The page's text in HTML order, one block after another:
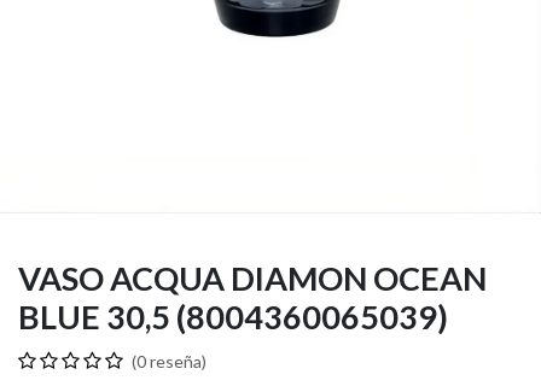
VASO ACQUA DIAMON OCEAN
BLUE 30,5 (8004360065039)
(0 reseña)